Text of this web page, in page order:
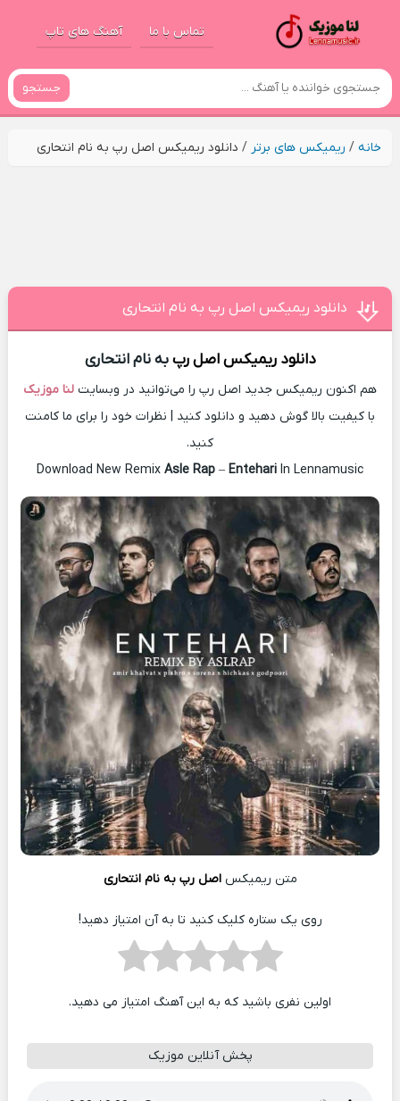
تماس با ما آهنگ های تاپ
جستجو
خانه/ ریمیکس های برتر / دانلود ریمیکس اصل رپ به نام انتحاری
دانلود ریمیکس اصل رپ به نام انتحاری
دانلود ریمیکس اصل رپبه نام انتحاری
هم اکنون ریمیکس جدید اصل رپ را می‌توانید در وبسایت لنا موزیک
با کیفیت بالا گوش دهید و دانلود کنید | نظرات خود را برای ما کامنت
کنید.
Download New Remix Asle Rap – Entehari In Lennamusic
متن ریمیکساصل رپ به نام انتحاری
روی یک ستاره کلیک کنید تا به آن امتیاز دهید!
اولین نفری باشید که به این آهنگ امتیاز می دهید.
پخش آنلاین موزیک